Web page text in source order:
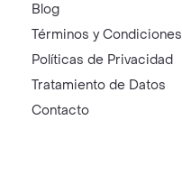
Blog
Términos y Condiciones
Políticas de Privacidad
Tratamiento de Datos
Contacto